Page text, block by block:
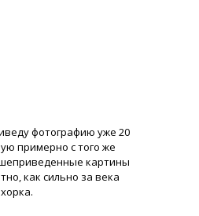
фотографию уже 20
примерно с того же
картины
как сильно за века